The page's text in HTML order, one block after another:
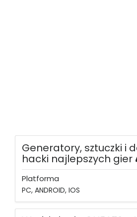
Generatory, sztuczki i
hacki najlepszych gier
Platforma
PC, ANDROID, IOS